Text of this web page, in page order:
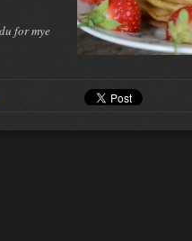
for mye